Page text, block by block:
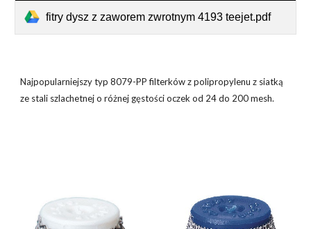
fitry dysz z zaworem zwrotnym 4193 teejet.pdf
Najpopularniejszy typ 8079-PP filterków z polipropylenu z siatką
ze stali szlachetnej o różnej gęstości oczek od 24 do 200 mesh.